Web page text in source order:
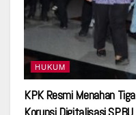
HUKUM
KPK Resmi Menahan
Korupsi Digitalisasi